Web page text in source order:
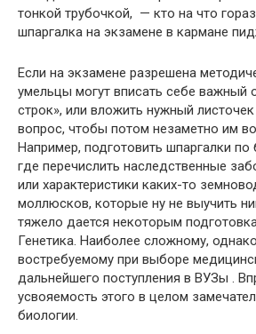
тонкой трубочкой, — кто на что
шпаргалка на экзамене в кармане
Если на экзамене разрешена
умельцы могут вписать себе важный
строк», или вложить нужный
вопрос, чтобы потом незаметно им
Например, подготовить шпаргалки по
где перечислить наследственные
или характеристики каких-то
моллюсков, которые ну не выучить
тяжело дается некоторым
Генетика. Наиболее сложному,
востребуемому при выборе
дальнейшего поступления в ВУЗы .
усвояемость этого в целом
биологии.